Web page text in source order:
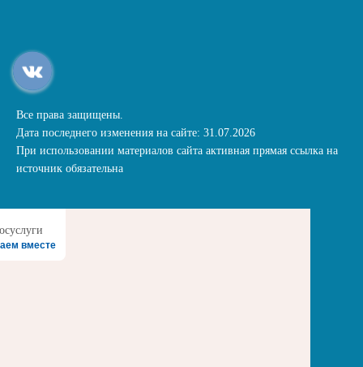
Все права защищены.
Дата последнего изменения на сайте: 31.07.2026
При использовании материалов сайта активная прямая ссылка на
источник обязательна
вместе